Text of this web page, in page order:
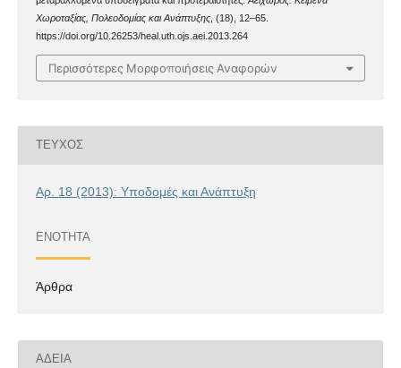
Χωροταξίας, Πολεοδομίας και Ανάπτυξης, (18), 12–65.
https://doi.org/10.26253/heal.uth.ojs.aei.2013.264
Περισσότερες Μορφοποιήσεις Αναφορών
ΤΕΎΧΟΣ
Αρ. 18 (2013): Υποδομές και Ανάπτυξη
ΕΝΌΤΗΤΑ
Άρθρα
ΆΔΕΙΑ